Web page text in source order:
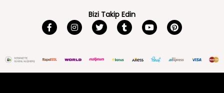
Bizi Takip Edin